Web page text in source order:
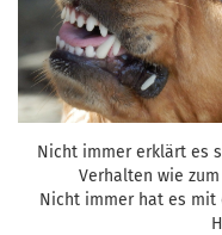
Nicht immer erklärt es
Verhalten wie
Nicht immer hat es mit